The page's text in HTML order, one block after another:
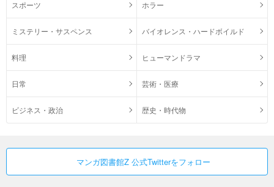
スポーツ ホラー
ミステリー・サスペンス バイオレンス・ハードボイルド
料理 ヒューマンドラマ
日常 芸術・医療
ビジネス・政治 歴史・時代物
マンガ図書館Z 公式Twitterをフォロー